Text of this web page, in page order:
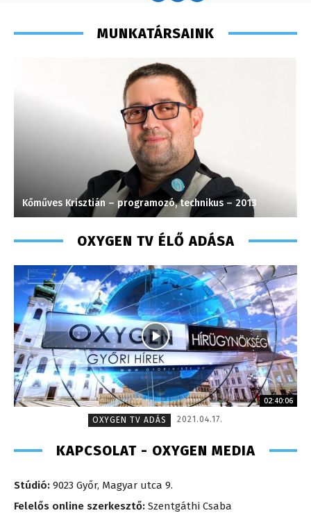
MUNKATÁRSAINK
Kőműves Krisztián – programozó, technikus – 2013
OXYGEN TV ÉLŐ ADÁSA
02:40:06
OXYGEN TV ADÁS
2021.04.17.
KAPCSOLAT - OXYGEN MEDIA
Stúdió: 9023 Győr, Magyar utca 9.
Felelős online szerkesztő: Szentgáthi Csaba